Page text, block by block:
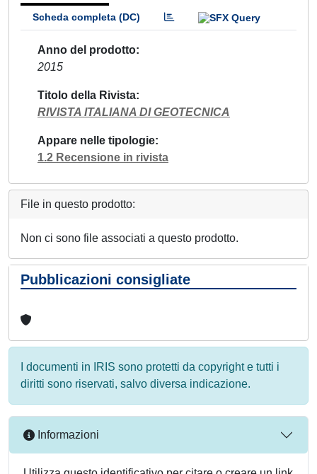
Scheda completa (DC)
Anno del prodotto
2015
Titolo della Rivista
RIVISTA ITALIANA DI GEOTECNICA
Appare nelle tipologie
1.2 Recensione in rivista
File in questo prodotto:
Non ci sono file associati a questo prodotto.
Pubblicazioni consigliate
I documenti in IRIS sono protetti da copyright e tutti i
diritti sono riservati, salvo diversa indicazione.
Informazioni